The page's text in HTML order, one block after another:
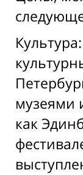
музеями
как